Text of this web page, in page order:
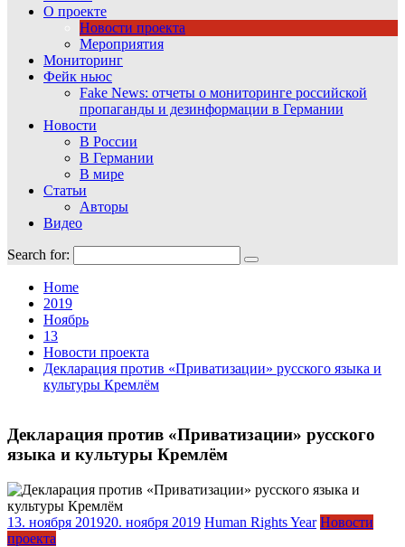
О проекте
Новости проекта
Мероприятия
Мониторинг
Фейк ньюс
Fake News: отчеты о мониторинге российской
пропаганды и дезинформации в Германии
Новости
В России
В Германии
В мире
Статьи
Авторы
Видео
Search for:
Home
2019
Ноябрь
13
Новости проекта
Декларация против «Приватизации» русского языка и
культуры Кремлём
Декларация против «Приватизации» русского
языка и культуры Кремлём
13. ноября 201920. ноября 2019 Human Rights Year Новости
проекта